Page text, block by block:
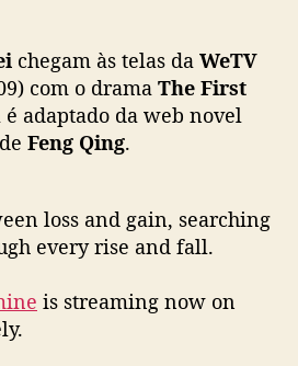
u
n
e
ç
a
p
chegam às telas da WeTV
com o drama The First
é adaptado da web novel
Feng Qing.
loss and gain, searching
every rise and fall.
is streaming now on